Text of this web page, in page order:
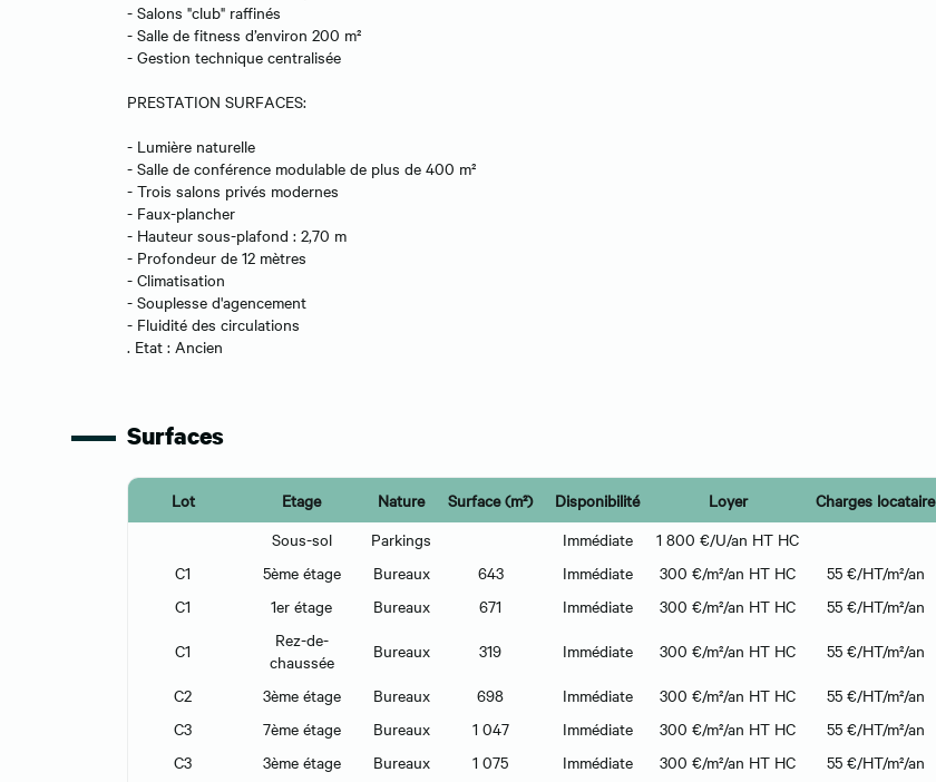
- Salons "club" raffinés
- Salle de fitness d’environ 200 m²
- Gestion technique centralisée
PRESTATION SURFACES:
- Lumière naturelle
- Salle de conférence modulable de plus de 400 m²
- Trois salons privés modernes
- Faux-plancher
- Hauteur sous-plafond : 2,70 m
- Profondeur de 12 mètres
- Climatisation
- Souplesse d'agencement
- Fluidité des circulations
. Etat : Ancien
Surfaces
Lot Etage Nature Surface (m²) Disponibilité Loyer
Charges locataire
Sous-sol
Parkings Immédiate
1 800 €/U/an HT HC
C1
5ème étage Bureaux 643 Immédiate 300 €/m²/an HT HC
55 €/HT/m²/an
C1
1er étage Bureaux 671 Immédiate 300 €/m²/an HT HC
55 €/HT/m²/an
C1
Rez-de-
chaussée
Bureaux 319 Immédiate 300 €/m²/an HT HC
55 €/HT/m²/an
C2
3ème étage Bureaux 698 Immédiate 300 €/m²/an HT HC
55 €/HT/m²/an
C3
7ème étage Bureaux 1 047 Immédiate 300 €/m²/an HT HC
55 €/HT/m²/an
C3
3ème étage Bureaux 1 075 Immédiate 300 €/m²/an HT HC
55 €/HT/m²/an